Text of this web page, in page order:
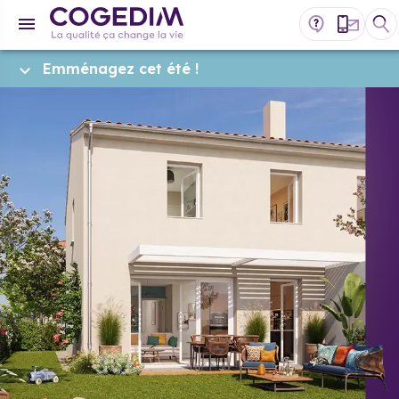
Emménagez cet été !